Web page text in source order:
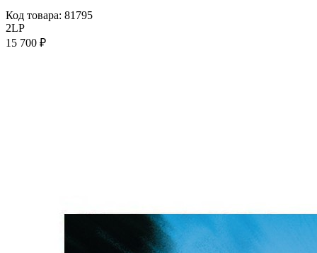
Код товара: 81795
2LP
15 700 ₽